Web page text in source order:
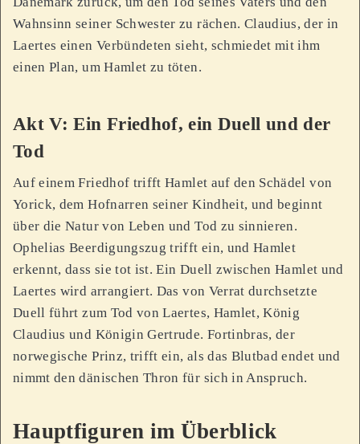
Wahnsinn seiner Schwester zu rächen. Claudius, der in
Laertes einen Verbündeten sieht, schmiedet mit ihm
einen Plan, um Hamlet zu töten.
Akt V: Ein Friedhof, ein Duell und der
Tod
Auf einem Friedhof trifft Hamlet auf den Schädel von
Yorick, dem Hofnarren seiner Kindheit, und beginnt
über die Natur von Leben und Tod zu sinnieren.
Ophelias Beerdigungszug trifft ein, und Hamlet
erkennt, dass sie tot ist. Ein Duell zwischen Hamlet und
Laertes wird arrangiert. Das von Verrat durchsetzte
Duell führt zum Tod von Laertes, Hamlet, König
Claudius und Königin Gertrude. Fortinbras, der
norwegische Prinz, trifft ein, als das Blutbad endet und
nimmt den dänischen Thron für sich in Anspruch.
Hauptfiguren im Überblick